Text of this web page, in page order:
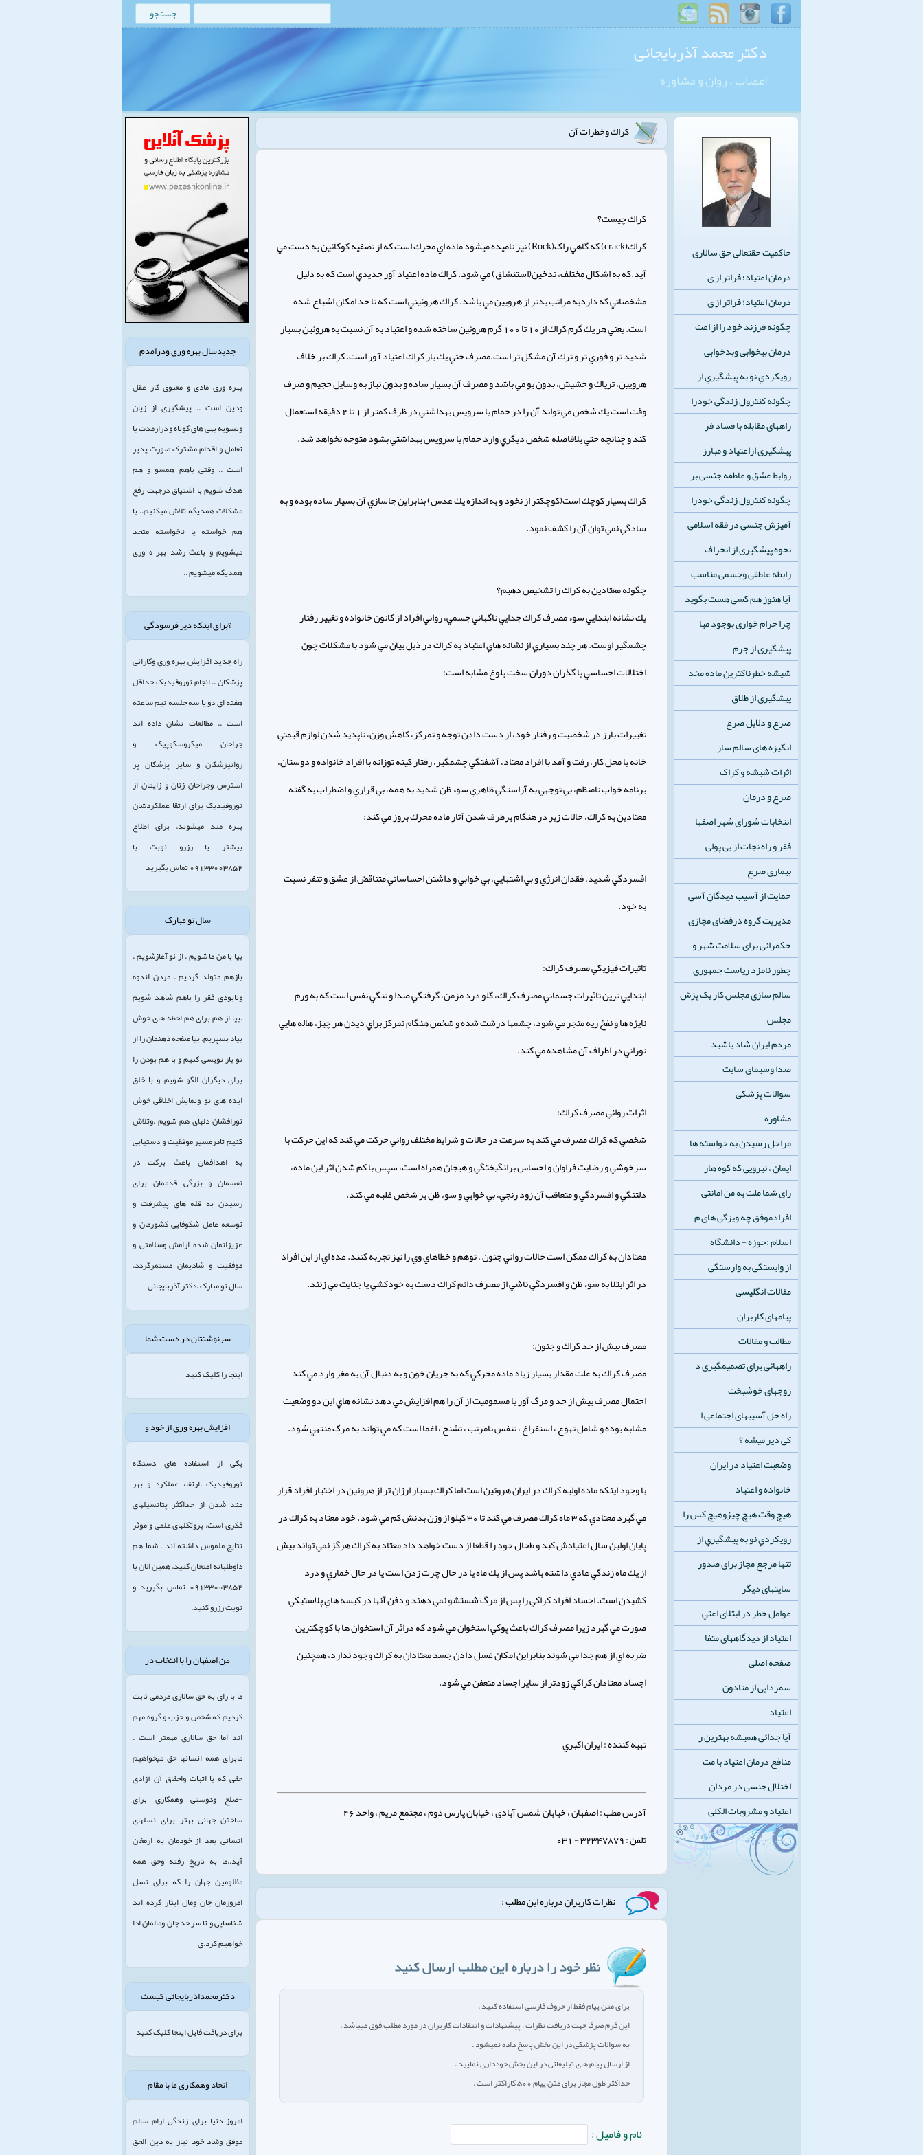
دکتر محمد آذربایجانی
اعصاب ، روان و مشاوره
جدیدسال بهره وری ودرامدم
بهره وری مادی و معنوی کار عقل
ودین است .. پیشگیری از زیان
وتسویه بهی های کوتاه و درازمدت با
تعامل و اقدام مشترک صورت پذیر
است .. وقتی باهم همسو و هم
هدف شویم با اشتیاق درجهت رفع
مشکلات همدیگه تلاش میکنیم.. با
هم خواسته یا ناخواسته متحد
میشویم و باعث رشد بهر ه وری
همدیگه میشویم ..
؟برای اینکه دیر فرسودگی
راه جدید افزایش بهره وری وکارائی
پزشکان .. انجام نوروفیدبک حداقل
هفته ای دو یا سه جلسه نیم ساعته
است .. مطالعات نشان داده اند
جراحان میکروسکوپیک و
روانپزشکان و سایر پزشکان پر
استرس وجراحان زنان و زایمان از
نوروفیدبک برای ارتقا عملکردشان
بهره مند میشوند. برای اطلاع
بیشتر یا رزرو نوبت با
09133003852 تماس بگیرید
سال نو مبارک
بیا با من ما شویم . از نو آغازشویم .
بازهم متولد گردیم . مردن اندوه
ونابودی فقر را باهم شاهد شویم
.بیا از هم برای هم لحظه های خوش
بیاد بسپریم. بیا صفحه ذهنمان را از
نو باز نویسی کنیم و با هم بودن را
برای دیگران الگو شویم و با خلق
ایده های نو ونمایش اخلاقی خوش
نورافشان دلهای هم شویم .وتلاش
کنیم تادرمسیر موفقیت و دستیابی
به اهدافمان باعث برکت در
نفسمان و بزرگی قدممان برای
رسیدن به قله های پیشرفت و
توسعه عامل شکوفایی کشورمان و
عزیزانمان شده ارامش وسلامتی و
موفقیت و شادیمان مستمرگردد.
سال نو مبارک .دکتر آذربایجانی
سرنوشتتان در دست شما
اینجا را کلیک کنید
افزایش بهره وری از خود و
یکی از استفاده های دستگاه
نوروفیدبک .ارتقاء عملکرد و بهر
مند شدن از حداکثر پتانسیلهای
فکری است. پروتکلهای علمی و موثر
نتایج ملموس داشته اند . شما هم
داوطلبانه امتحان کنید. همین الان با
09133003852 تماس بگیرید و
نوبت رزرو کنید.
من اصفهان را با انتخاب در
ما با رای به حق سالاری مردمی ثابت
کردیم که شخص و حزب و گروه مهم
اند اما حق سالاری مهمتر است .
مابرای همه انسانها حق میخواهیم
حقی که با اثبات واحقاق آن آزادی
-صلح ودوستی وهمکاری برای
ساختن جهانی بهتر برای نسلهای
انسانی بعد از خودمان به ارمغان
آید..ما به تاریخ رفته وحق همه
مظلومین جهان را که برای نسل
امروزمان جان ومال ایثار کرده اند
شناساپی و تا سر حد جان ومالمان ادا
خواهیم کرد.ی
دکترمحمداذربایجانی کیست
برای دریافت فایل اینجا کلیک کنید
اتحاد وهمکاری ما با مقام
امروز دنیا برای زندگی ارام سالم
موفق وشاد خود نیاز به دین الحق
كراك وخطرات آن
كراك چيست؟
كراك(crack) كه گاهي راک(Rock) نيز ناميده ميشود ماده اي محرك است كه از تصفيه كوكائين به دست مي
آيد.كه به اشكال مختلف، تدخين(استنشاق) مي شود. كراك ماده اعتياد آور جديدي است كه به دليل
مشخصاتي كه داردبه مراتب بدتر از هرويين مي باشد. كراك هروئيني است كه تا حد امكان اشباع شده
است. يعني هر يك گرم كراك از 10 تا 100 گرم هروئين ساخته شده و اعتياد به آن نسبت به هروئين بسيار
شديد تر و فوري تر و ترك آن مشكل تر است.مصرف حتي يك بار كراك اعتياد آ ور است. كراك بر خلاف
هرويين، ترياك و حشيش، بدون بو مي باشد و مصرف آن بسيار ساده و بدون نياز به وسايل حجيم و صرف
وقت است يك شخص مي تواند آن را در حمام يا سرويس بهداشتي در ظرف كمتر از 1 تا 2 دقيقه استعمال
كند و چنانچه حتي بلافاصله شخص ديگري وارد حمام يا سرويس بهداشتي بشود متوجه نخواهد شد.
كراك بسيار كوچك است(كوچكتر از نخود و به اندازه يك عدس) بنابراين جاسازي آن بسيار ساده بوده و به
سادگي نمي توان آن را كشف نمود.
چگونه معتادين به كراك را تشخيص دهيم؟
يك نشانه ابتدايي سوء مصرف كراك جدايي ناگهاني جسمي، رواني افراد از كانون خانواده و تغيير رفتار
چشمگير اوست. هر چند بسياري از نشانه هاي اعتياد به كراك در ذيل بيان مي شود با مشكلات چون
اختلالات احساسي يا گذران دوران سخت بلوغ مشابه است:
تغييرات بارز در شخصيت و رفتار خود، از دست دادن توجه و تمركز، كاهش وزن، ناپديد شدن لوازم قيمتي
خانه يا محل كار، رفت و آمد با افراد معتاد، آشفتگي چشمگير، رفتار كينه توزانه با افراد خانواده و دوستان،
برنامه خواب نامنظم، بي توجهي به آراستگي ظاهري سوء ظن شديد به همه، بي قراري و اضطراب به گفته
معتادين به كراك، حالات زير در هنگام برطرف شدن آثار ماده محرك بروز مي كند:
افسردگي شديد، فقدان انرژي و بي اشتهايي، بي خوابي و داشتن احساساتي متناقض از عشق و تنفر نسبت
به خود.
تاثيرات فيزيكي مصرف كراك:
ابتدايي ترين تاثيرات جسماني مصرف كراك، گلو درد مزمن، گرفتگي صدا و تنگي نفس است كه به ورم
نايژه ها و نفخ ريه منجر مي شود، چشمها درشت شده و شخص هنگام تمركز براي ديدن هر چيز، هاله هايي
نوراني در اطراف آن مشاهده مي كند.
اثرات رواني مصرف كراك:
شخصي كه كراك مصرف مي كند به سرعت در حالات و شرايط مختلف رواني حركت مي كند كه اين حركت با
سرخوشي و رضايت فراوان و احساس برانگيختگي و هيجان همراه است، سپس با كم شدن اثر اين ماده،
دلتنگي و افسردگي و متعاقب آن زود رنجي، بي خوابي و سوء ظن بر شخص غلبه مي كند.
معتادان به كراك ممكن است حالات رواني جنون ، توهم و خطاهاي وي را نيز تجربه كنند. عده اي از اين افراد
در اثر ابتلا به سوء ظن و افسردگي ناشي از مصرف دائم كراك دست به خودكشي يا جنايت مي زنند.
مصرف بيش از حد كراك و جنون:
مصرف كراك به علت مقدار بسيار زياد ماده محركي كه به جريان خون و به دنبال آن به مغز وارد مي كند
احتمال مصرف بيش از حد و مرگ آور يا مسموميت از آن را هم افزايش مي دهد نشانه هاي اين دو وضعيت
مشابه بوده و شامل تهوع ، استفراغ ، تنفس نامرتب ، تشنج ، اغما است كه مي تواند به مرگ منتهي شود.
با وجود اينكه ماده اوليه كراك در ايران هروئين است اما كراك بسيار ارزان تر از هروئين در اختيار افراد قرار
مي گيرد معتادي كه 3 ماه كراك مصرف مي كند تا 30 کيلو از وزن بدنش كم مي شود. خود معتاد به كراك در
پايان اولين سال اعتيادش کبد و طحال خود را قطعا از دست خواهد داد معتاد به كراك هرگز نمي تواند بيش
از يك ماه زندگي عادي داشته باشد پس از يك ماه يا در حال چرت زدن است يا در حال خماري و درد
كشيدن است. اجساد افراد كراكي را پس از مرگ شستشو نمي دهند و دفن آنها در كيسه هاي پلاستيكي
صورت مي گيرد زيرا مصرف كراك باعث پوكي استخوان مي شود كه دراثر آن استخوان ها با كوچكترين
ضربه اي از هم جدا مي شوند بنابراين امكان غسل دادن جسد معتادان به كراك وجود ندارد، همچنين
اجساد معتادان كراكي زودتر از ساير اجساد متعفن مي شود.
تهيه کننده : ايران اكبري
آدرس مطب : اصفهان ، خیابان شمس آبادی ، خیابان پارس دوم ، مجتمع مریم ، واحد 46
تلفن : 32347879 - 031
نظرات کاربران درباره این مطلب :
برای متن پیام فقط از حروف فارسی استفاده کنید .
این فرم صرفا جهت دریافت نظرات ، پیشنهادات و انتقادات کاربران در مورد مطلب فوق میباشد .
به سوالات پزشکی در این بخش پاسخ داده نمیشود .
از ارسال پیام های تبلیغاتی در این بخش خودداری نمایید .
حداکثر طول مجاز برای متن پیام 500 کاراکتر است .
نام و فامیل :
حاکمیت حقتعالی حق سالاری
درمان اعتیاد؛ فراتر از ی
درمان اعتیاد؛ فراتر از ی
چگونه فرزند خود را از اعت
درمان بیخوابی وبدخوابی
رويكردي نو به پيشگيري از
چگونه کنترول زندگی خودرا
راههای مقابله با فساد فر
پیشگیری ازاعتیاد و مبارز
روابط عشق و عاطفه جنسی بر
چگونه کنترول زندگی خودرا
آمیزش جنسی در فقه اسلامی
نحوه پیشگیری از انحراف
رابطه عاطفی وجسمی مناسب
آیا هنوز هم کسی هست بگوید
چرا حرام خواری بوجود میا
پیشگیری از جرم
شیشه خطرناکترین ماده مخد
پیشگیری از طلاق
صرع و دلایل صرع
انگیزه های سالم ساز
اثرات شیشه و کراک
صرع و درمان
انتخابات شورای شهر اصفها
فقر و راه نجات از بی پولی
بیماری صرع
حمایت از آسیب دیدگان آسی
مدیریت گروه درفضای مجازی
حکمرانی برای سلامت شهر و
چطور نامزد ریاست جمهوری
سالم سازی مجلس کار یک پزش
مجلس
مردم ایران شاد باشید
صدا وسیمای سایت
سوالات پزشکی
مشاوره
مراحل رسیدن به خواسته ها
ایمان ، نیرویی که کوه هار
رای شما ملت به من امانتی
افرادموفق چه ویزگی های م
اسلام :حوزه - دانشگاه
از وابستگی به وارستگی
مقالات انگلیسی
پیامهای کاربران
مطالب و مقالات
راههائی برای تصمیمگیری د
زوجهای خوشبخت
راه حل آسيبهای اجتماعی ا
کی دیر میشه ؟
وضعیت اعتیاد در ایران
خانواده و اعتیاد
هیچ وقت هیچ چیزوهیچ کس را
رويكردي نو به پيشگيري از
تنها مرجع مجاز برای صدور
سایتهای دیگر
عوامل خطر در ابتلای اعتي
اعتیاد از دیدگاههای متفا
صفحه اصلی
سمزدایی از متادون
اعتیاد
آیا جدائی همیشه بهترین ر
منافع درمان اعتیاد با مت
اختلال جنسی در مردان
اعتیاد و مشروبات الکلی